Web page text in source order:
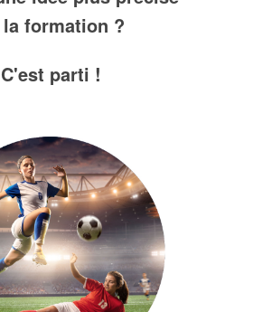
formation ?
C'est parti !